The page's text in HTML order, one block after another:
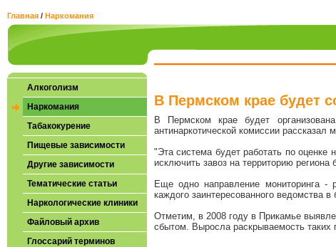
Главная / Наркомания
Алкоголизм
Наркомания
Табакокурение
Пищевые зависимости
Другие зависимости
Тематические статьи
Наркологические клиники
Файловый архив
Глоссарий терминов
В Пермском крае будет
В Пермском крае будет
антинаркотической комиссии
"Эта система будет работать по
исключить завоз на территорию
Еще одно направление мониторинга -
каждого заинтересованного ведомства
Отметим, в 2008 году в Прикамье
сбытом. Выросла раскрываемость таких